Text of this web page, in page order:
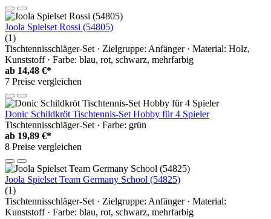
Joola Spielset Rossi (54805)
(1)
Tischtennisschläger-Set · Zielgruppe: Anfänger · Material: Holz,
Kunststoff · Farbe: blau, rot, schwarz, mehrfarbig
ab 14,48 €*
7 Preise vergleichen
Donic Schildkröt Tischtennis-Set Hobby für 4 Spieler
Tischtennisschläger-Set · Farbe: grün
ab 19,89 €*
8 Preise vergleichen
Joola Spielset Team Germany School (54825)
(1)
Tischtennisschläger-Set · Zielgruppe: Anfänger · Material:
Kunststoff · Farbe: blau, rot, schwarz, mehrfarbig